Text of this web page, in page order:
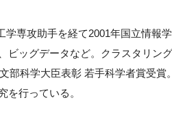
専攻助手を経て2001年国立情報
ビッグデータなど。クラスタリン
部科学大臣表彰 若手科学者賞受賞
を行っている。